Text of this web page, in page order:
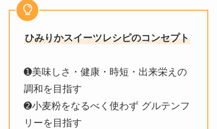
ひみりかスイーツレシピのコンセプト
➊美味しさ・健康・時短・出来栄えの
調和を目指す
➋小麦粉をなるべく使わず グルテンフ
リーを目指す